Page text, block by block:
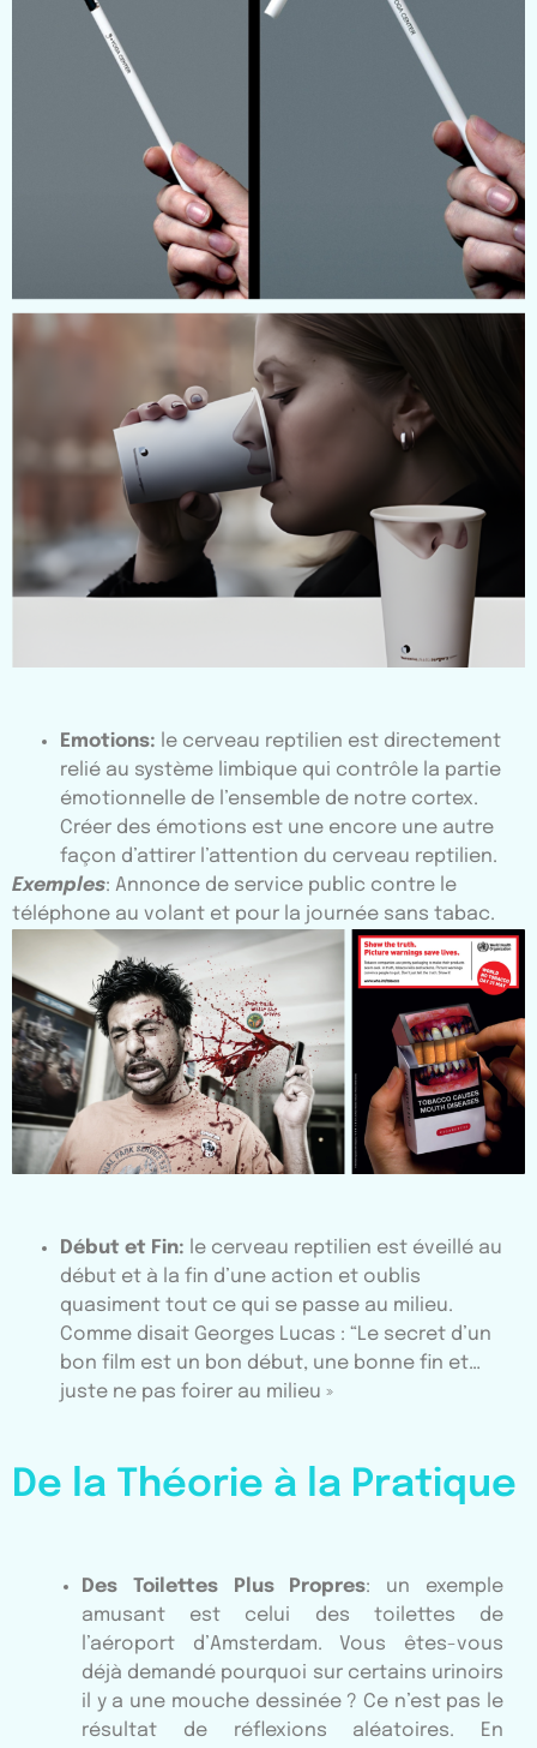
Emotions: le cerveau reptilien est directement
relié au système limbique qui contrôle la partie
émotionnelle de l’ensemble de notre cortex.
Créer des émotions est une encore une autre
façon d’attirer l’attention du cerveau reptilien.
Exemples: Annonce de service public contre le
téléphone au volant et pour la journée sans tabac.
Début et Fin: le cerveau reptilien est éveillé au
début et à la fin d’une action et oublis
quasiment tout ce qui se passe au milieu.
Comme disait Georges Lucas : “Le secret d’un
bon film est un bon début, une bonne fin et…
juste ne pas foirer au milieu »
De la Théorie à la Pratique
Des Toilettes Plus Propres: un exemple
amusant est celui des toilettes de
l’aéroport d’Amsterdam. Vous êtes-vous
déjà demandé pourquoi sur certains urinoirs
il y a une mouche dessinée ? Ce n’est pas le
résultat de réflexions aléatoires. En